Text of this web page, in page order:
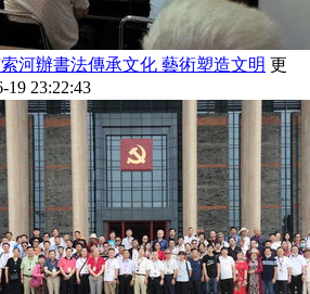
河辦書法傳承文化 藝術塑造文明 更
19 23:22:43